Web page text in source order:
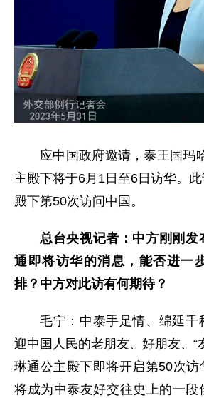
应中国政府邀请，泰王国玛
主殿下将于6月1日至6日访华。
殿下第50次访问中国。
总台央视记者：中方刚刚发
通即将访华的消息，能否进一
排？中方对此访有何期待？
毛宁：中泰手足情、绵延千
迎中国人民的老朋友、好朋友、“
琳通公主殿下即将开启第50次
将成为中泰友好交往史上的一段